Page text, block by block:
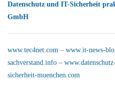
Datenschutz und IT-Sicherheit
GmbH
www.tec4net.com – www.it-news-
sachverstand.info –
sicherheit-muenchen.com